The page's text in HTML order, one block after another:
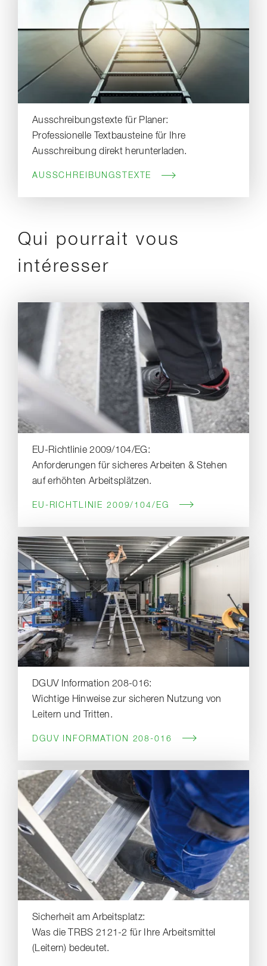
Ausschreibungstexte für Planer:
Professionelle Textbausteine für Ihre
Ausschreibung direkt herunterladen.
AUSSCHREIBUNGSTEXTE
Qui pourrait vous
intéresser
EU-Richtlinie 2009/104/EG:
Anforderungen für sicheres Arbeiten & Stehen
auf erhöhten Arbeitsplätzen.
EU-RICHTLINIE 2009/104/EG
DGUV Information 208-016:
Wichtige Hinweise zur sicheren Nutzung von
Leitern und Tritten.
DGUV INFORMATION 208-016
Sicherheit am Arbeitsplatz:
Was die TRBS 2121-2 für Ihre Arbeitsmittel
(Leitern) bedeutet.